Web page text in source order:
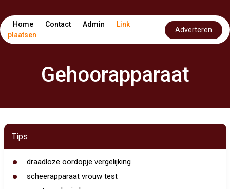
Home Contact Admin
Link
plaatsen
Adverteren
Gehoorapparaat
Tips
draadloze oordopje vergelijking
scheerapparaat vrouw test